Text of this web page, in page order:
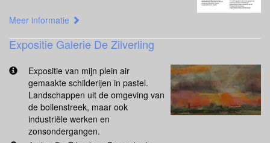
Meer informatie
Expositie Galerie De Zilverling
Expositie van mijn plein air
gemaakte schilderijen in pastel.
Landschappen uit de omgeving van
de bollenstreek, maar ook
industriële werken en
zonsondergangen.